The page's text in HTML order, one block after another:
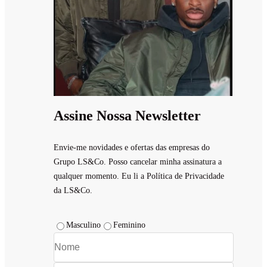
Assine Nossa Newsletter
Envie-me novidades e ofertas das empresas do
Grupo LS&Co. Posso cancelar minha assinatura a
qualquer momento. Eu li a Política de Privacidade
da LS&Co.
Masculino Feminino